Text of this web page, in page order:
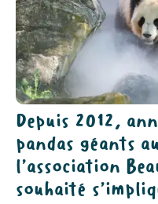
Depuis 2012,
pandas géants
l’association
souhaité